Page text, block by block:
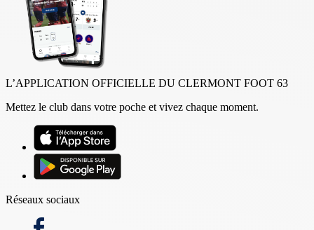
L’APPLICATION OFFICIELLE DU CLERMONT FOOT 63
Mettez le club dans votre poche et vivez chaque moment.
Réseaux sociaux